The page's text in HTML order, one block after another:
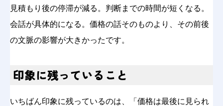
見積もり後の停滞が減る。判断までの時間が短くなる。
会話が具体的になる。価格の話そのものより、その前後
の文脈の影響が大きかったです。
印象に残っていること
いちばん印象に残っているのは、「価格は最後に見られ